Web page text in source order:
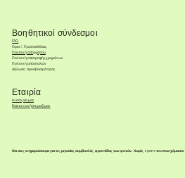
Βοηθητικοί σύνδεσμοι
FAQ
Όροι & Προϋποθέσεις
Πολιτική απορρήτου
Πολιτική επιστροφής χρημάτων
Πολιτική αποστολών
Δήλωση προσβασιμότητας
Εταιρία
Η ιστορία μας
Επικοινωνήστε μαζί μας
Θα σας ενημερώσουμε για τις μηνιαίες συμβουλές φροντίδας των φυτών. Χωρίς spam, το υποσχόμαστε.